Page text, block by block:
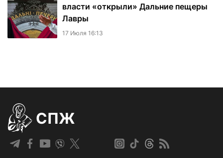
власти «открыли» Дальние пещеры
Лавры
17 Июля 16:13
СПЖ